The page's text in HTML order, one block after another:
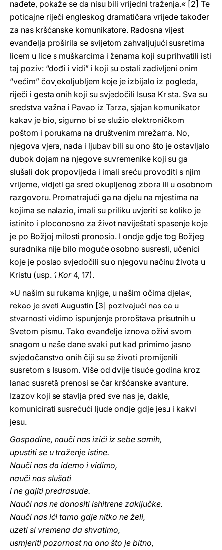
nađete, pokaže se da nisu bili vrijedni traženja.« [2] Te
poticajne riječi engleskog dramatičara vrijede također
za nas kršćanske komunikatore. Radosna vijest
evanđelja proširila se svijetom zahvaljujući susretima
licem u lice s muškarcima i ženama koji su prihvatili isti
taj poziv: “dođi i vidi” i koji su ostali zadivljeni onim
“većim” čovjekoljubljem koje je izbijalo iz pogleda,
riječi i gesta onih koji su svjedočili Isusa Krista. Sva su
sredstva važna i Pavao iz Tarza, sjajan komunikator
kakav je bio, sigurno bi se služio elektroničkom
poštom i porukama na društvenim mrežama. No,
njegova vjera, nada i ljubav bili su ono što je ostavljalo
dubok dojam na njegove suvremenike koji su ga
slušali dok propovijeda i imali sreću provoditi s njim
vrijeme, vidjeti ga sred okupljenog zbora ili u osobnom
razgovoru. Promatrajući ga na djelu na mjestima na
kojima se nalazio, imali su priliku uvjeriti se koliko je
istinito i plodonosno za život naviještati spasenje koje
je po Božjoj milosti pronosio. I ondje gdje tog Božjeg
suradnika nije bilo moguće osobno susresti, učenici
koje je poslao svjedočili su o njegovu načinu života u
Kristu (usp. 1 Kor4, 17).
»U našim su rukama knjige, u našim očima djela«,
rekao je sveti Augustin [3] pozivajući nas da u
stvarnosti vidimo ispunjenje proroštava prisutnih u
Svetom pismu. Tako evanđelje iznova oživi svom
snagom u naše dane svaki put kad primimo jasno
svjedočanstvo onih čiji su se životi promijenili
susretom s Isusom. Više od dvije tisuće godina kroz
lanac susretâ prenosi se čar kršćanske avanture.
Izazov koji se stavlja pred sve nas je, dakle,
komunicirati susrećući ljude ondje gdje jesu i kakvi
jesu.
Gospodine, nauči nas izići iz sebe samih,
upustiti se u traženje istine.
Nauči nas da idemo i vidimo,
nauči nas slušati
i ne gajiti predrasude.
Nauči nas ne donositi ishitrene zaključke.
Nauči nas ići tamo gdje nitko ne želi,
uzeti si vremena da shvatimo,
usmjeriti pozornost na ono što je bitno,